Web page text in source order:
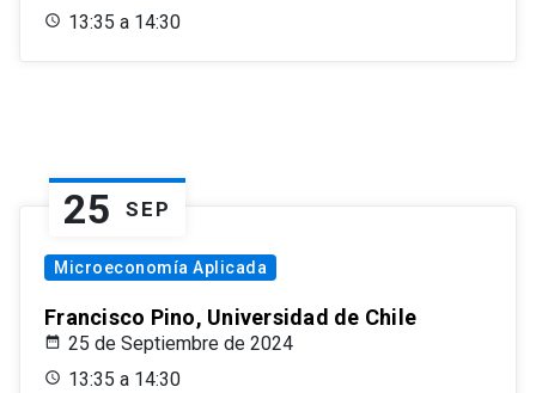
13:35 a 14:30
25 SEP
Microeconomía Aplicada
Francisco Pino, Universidad de Chile
25 de Septiembre de 2024
13:35 a 14:30